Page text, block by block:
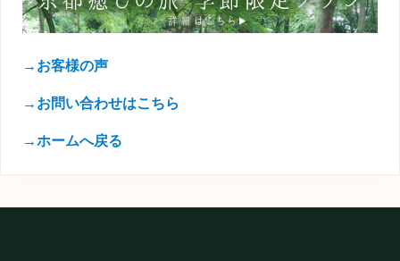
→お客様の声
→お問い合わせはこちら
→ホームへ戻る